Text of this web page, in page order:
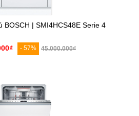
BOSCH | SMI4HCS48E Serie 4
- 57% 45.000.000₫